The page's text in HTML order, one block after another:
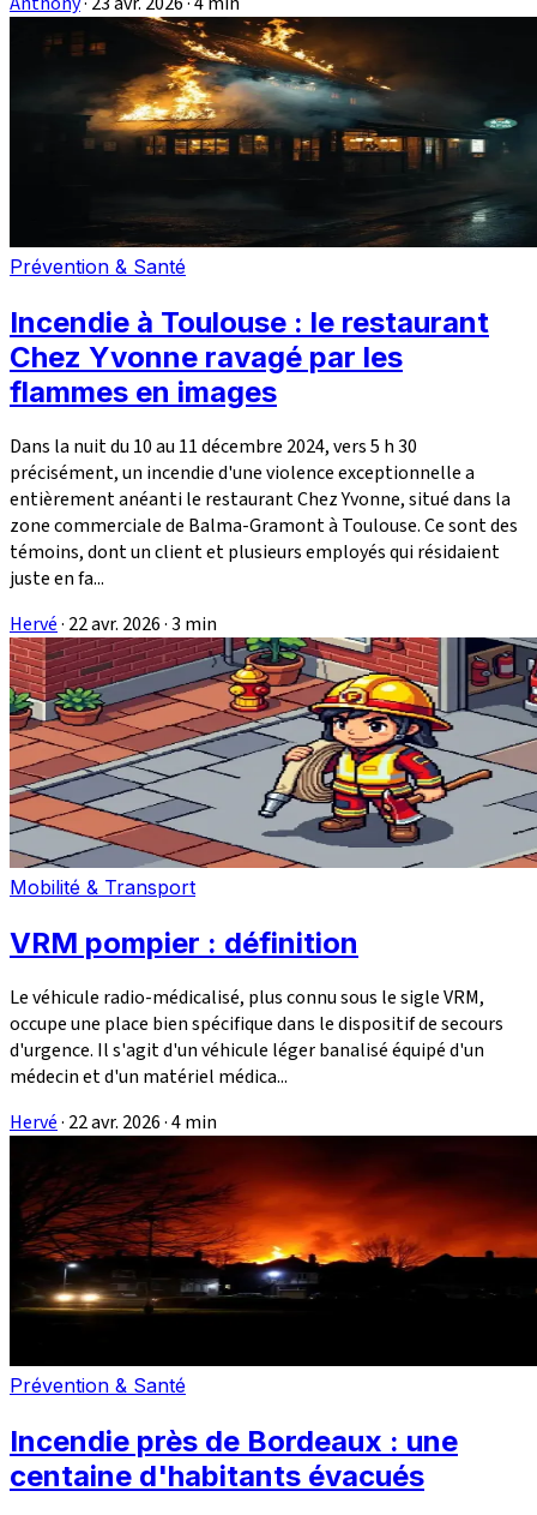
Prévention & Santé
Incendie à Toulouse : le restaurant
Chez Yvonne ravagé par les
flammes en images
Dans la nuit du 10 au 11 décembre 2024, vers 5 h 30
précisément, un incendie d'une violence exceptionnelle a
entièrement anéanti le restaurant Chez Yvonne, situé dans la
zone commerciale de Balma-Gramont à Toulouse. Ce sont des
témoins, dont un client et plusieurs employés qui résidaient
juste en fa...
Hervé· 22 avr. 2026·3 min
Mobilité & Transport
VRM pompier : définition
Le véhicule radio-médicalisé, plus connu sous le sigle VRM,
occupe une place bien spécifique dans le dispositif de secours
d'urgence. Il s'agit d'un véhicule léger banalisé équipé d'un
médecin et d'un matériel médica...
Hervé· 22 avr. 2026·4 min
Prévention & Santé
Incendie près de Bordeaux : une
centaine d'habitants évacués